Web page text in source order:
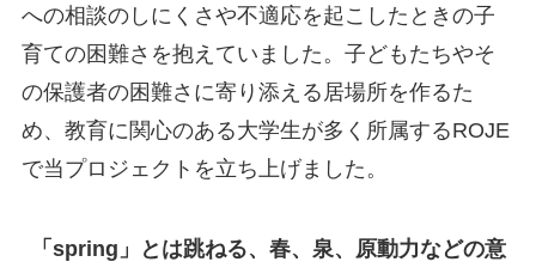
への相談のしにくさや不適応を起こしたときの子
育ての困難さを抱えていました。子どもたちやそ
の保護者の困難さに寄り添える居場所を作るた
め、教育に関心のある大学生が多く所属するROJE
で当プロジェクトを立ち上げました。
「spring」とは跳ねる、春、泉、原動力などの意